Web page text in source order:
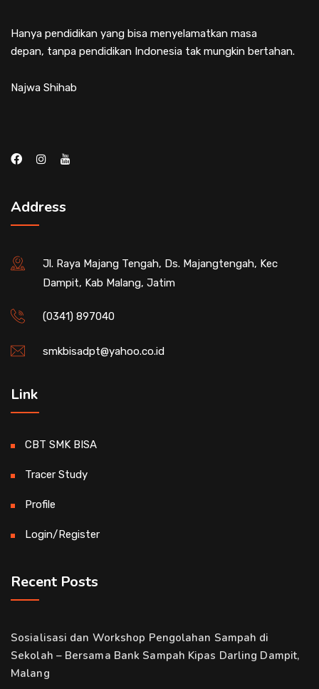
Hanya pendidikan yang bisa menyelamatkan masa
depan, tanpa pendidikan Indonesia tak mungkin bertahan.
Najwa Shihab
Address
Jl. Raya Majang Tengah, Ds. Majangtengah, Kec
Dampit, Kab Malang, Jatim
(0341) 897040
smkbisadpt@yahoo.co.id
Link
CBT SMK BISA
Tracer Study
Profile
Login/Register
Recent Posts
Sosialisasi dan Workshop Pengolahan Sampah di
Sekolah – Bersama Bank Sampah Kipas Darling Dampit,
Malang